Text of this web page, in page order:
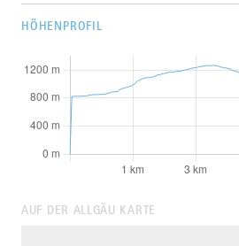
HÖHENPROFIL
AUF DER ALLGÄU KARTE